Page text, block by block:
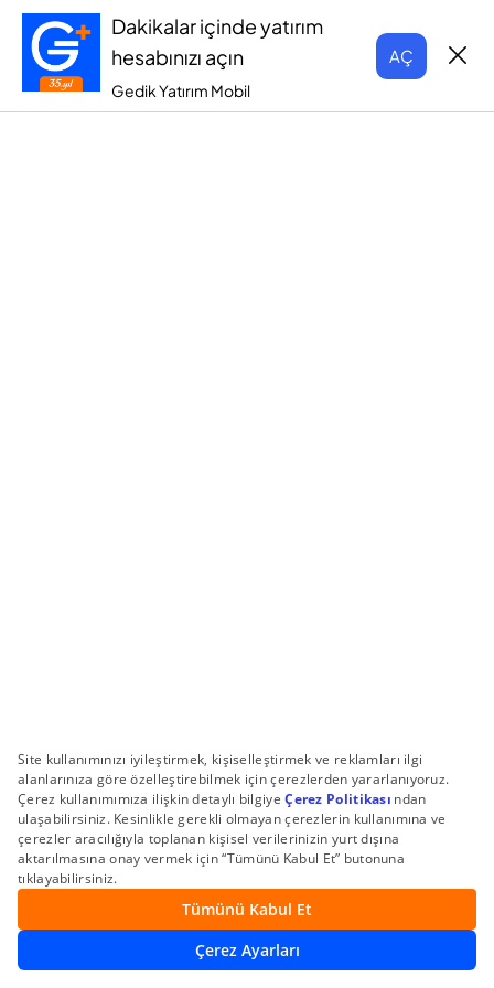
Dakikalar içinde yatırım
hesabınızı açın
Gedik Yatırım Mobil
AÇ